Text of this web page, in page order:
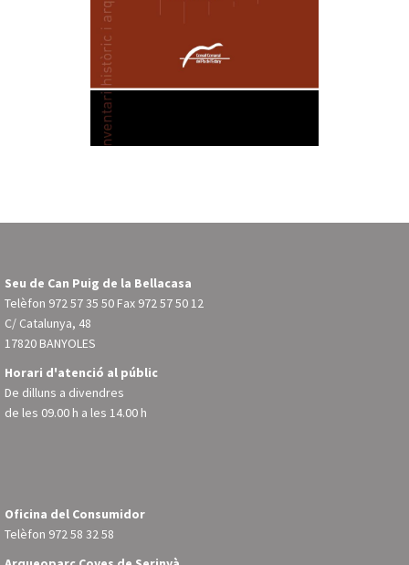
Seu de Can Puig de la Bellacasa
Telèfon 972 57 35 50 Fax 972 57 50 12
C/ Catalunya, 48
17820 BANYOLES
Horari d'atenció al públic
De dilluns a divendres
de les 09.00 h a les 14.00 h
Oficina del Consumidor
Telèfon 972 58 32 58